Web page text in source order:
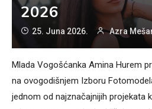
2026
25. Juna 2026. Azra
Mlada Vogošćanka Amina Hurem
na ovogodišnjem Izboru
jednom od najznačajnijih projekata